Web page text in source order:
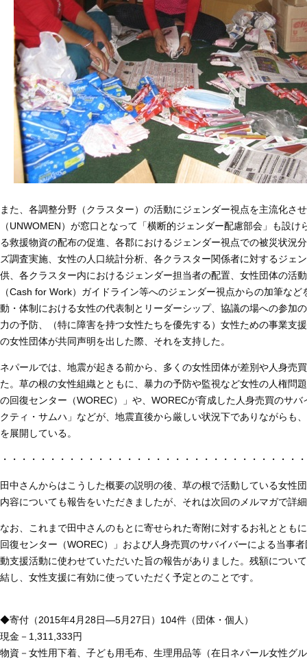
また、各調整分野（クラスター）の活動にジェンダー視点を主流化さ
（UNWOMEN）が窓口となって「横断的ジェンダー配慮部会」も設
る救援物資の配布の促進、各郡におけるジェンダー視点での被災状況
ズ調査実施、女性の人口統計分析、各クラスター関係者に対するジェ
供、各クラスター内におけるジェンダー担当者の配置、女性団体の活
（Cash for Work）ガイドライン等へのジェンダー視点からの加筆な
動・体制における女性の代表制とリーダーシップ、協議の場への参加
力の予防、（特に障害を持つ女性たちを優先する）女性ための事業支
の女性団体が共同声明を出した際、それを支持した。
ネパールでは、地震が起きる前から、多くの女性団体が差別や人身売
た。草の根の女性組織とともに、暴力の予防や監視など女性の人権問
の回復センター（WOREC）」や、WORECが育成した人身売買のサ
クティ・サムハ」などが、地震直後から厳しい状況下でありながらも
を展開している。
・・・・・・・・・・・・・・・・・・・・・・・・・・・・・・・
田中さんからはこうした概要の説明の後、草の根で活動している女性
内容についても報告をいただきましたが、それは次回のメルマガで詳
なお、これまで田中さんのもとに寄せられた寄附に対するお礼ととも
回復センター（WOREC）」および人身売買のサバイバーによる当事
動支援活動に使わせていただいた旨の報告がありました。残額につい
結し、女性支援に有効に使っていただく予定とのことです。
◆寄付（2015年4月28日―5月27日）104件（団体・個人）
現金－1,311,333円
物資－女性用下着、子ども用毛布、生理用品等（在日ネパール女性グ